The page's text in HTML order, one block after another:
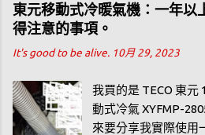
東元移動式冷暖氣機：一年以
得注意的事項。
It's good to be alive. 10月 29, 2023
我買的是 TECO 東元
動式冷氣 XYFMP-
來要分享我實際使用